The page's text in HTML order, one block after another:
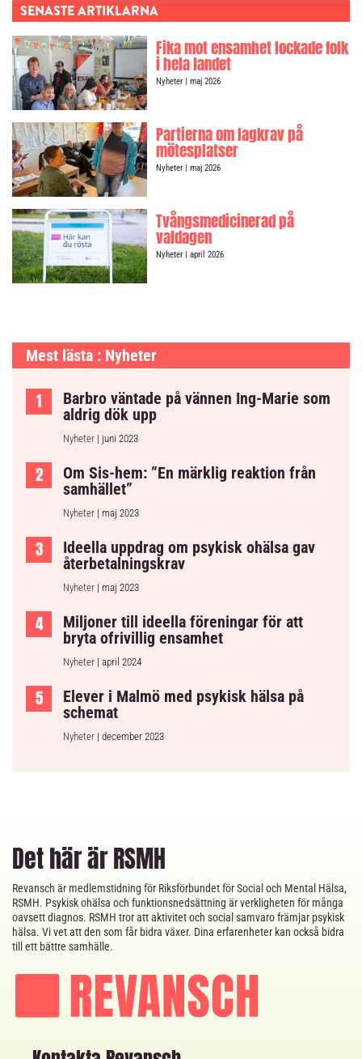
SENASTE ARTIKLARNA
Fika mot ensamhet lockade folk
i hela landet
Nyheter| maj 2026
Partierna om lagkrav på
mötesplatser
Nyheter| maj 2026
Tvångsmedicinerad på
valdagen
Nyheter| april 2026
Mest lästa : Nyheter
Barbro väntade på vännen Ing-Marie som
aldrig dök upp
Nyheter | juni 2023
Om Sis-hem: ”En märklig reaktion från
samhället”
Nyheter | maj 2023
Ideella uppdrag om psykisk ohälsa gav
återbetalningskrav
Nyheter | maj 2023
Miljoner till ideella föreningar för att
bryta ofrivillig ensamhet
Nyheter | april 2024
Elever i Malmö med psykisk hälsa på
schemat
Nyheter | december 2023
Det här är RSMH
Revansch är medlemstidning för Riksförbundet för Social och Mental Hälsa,
RSMH. Psykisk ohälsa och funktionsnedsättning är verkligheten för många
oavsett diagnos. RSMH tror att aktivitet och social samvaro främjar psykisk
hälsa. Vi vet att den som får bidra växer. Dina erfarenheter kan också bidra
till ett bättre samhälle.